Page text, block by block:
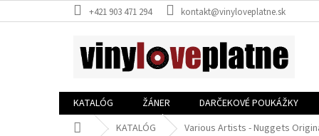
na
+421 903 471 294 kontakt@vinyloveplatne.sk
KATALÓG ŽÁNER DARČEKOVÉ POUKÁŽKY
DomovKATALÓG Various Artists - Nuggets